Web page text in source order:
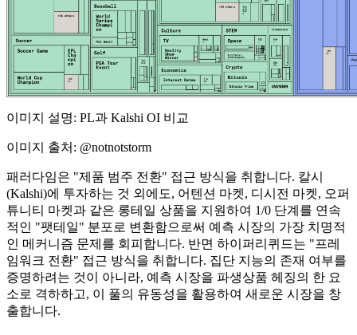
이미지 설명: PL과 Kalshi OI 비교
이미지 출처: @notnotstorm
패러다임은 "제품 범주 전환" 접근 방식을 취합니다. 칼시
(Kalshi)에 투자하는 것 외에도, 어텐션 마켓, 디시전 마켓, 오퍼
튜니티 마켓과 같은 롱테일 상품을 지원하여 1/0 단계를 연속
적인 "팻테일" 분포로 변환함으로써 예측 시장의 가장 치명적
인 메커니즘 문제를 회피합니다. 반면 하이퍼리퀴드는 "프레
임워크 전환" 접근 방식을 취합니다. 집단 지능의 존재 여부를
증명하려는 것이 아니라, 예측 시장을 파생상품 헤징의 한 요
소로 격하하고, 이 풀의 유동성을 활용하여 새로운 시장을 창
출합니다.